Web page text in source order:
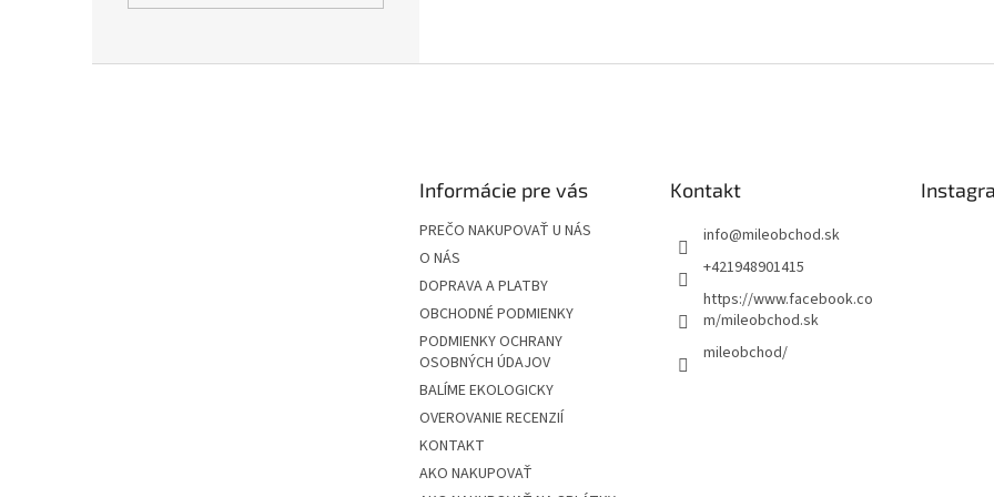
Informácie pre vás
PREČO NAKUPOVAŤ U NÁS
O NÁS
DOPRAVA A PLATBY
OBCHODNÉ PODMIENKY
PODMIENKY OCHRANY
OSOBNÝCH ÚDAJOV
BALÍME EKOLOGICKY
OVEROVANIE RECENZIÍ
KONTAKT
AKO NAKUPOVAŤ
Kontakt
info@mileobchod.sk
+421948901415
https://www.facebook.co
m/mileobchod.sk
mileobchod/